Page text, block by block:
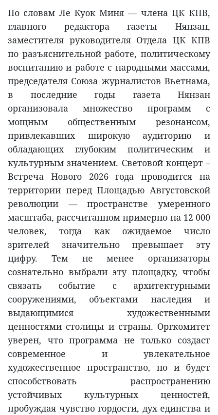
По словам Ле Куок Миня — члена ЦК КПВ,
главного редактора газеты Нянзан,
заместителя руководителя Отдела ЦК КПВ
по разъяснительной работе, политическому
воспитанию и работе с народными массами,
председателя Союза журналистов Вьетнама,
в последние годы газета Нянзан
организовала множество программ с
мощным общественным резонансом,
привлекавших широкую аудиторию и
обладающих глубоким политическим и
культурным значением. Световой концерт –
Встреча Нового 2026 года проводится на
территории перед Площадью Августовской
революции — пространстве умеренного
масштаба, рассчитанном примерно на 12 000
человек, тогда как ожидаемое число
зрителей значительно превышает эту
цифру. Тем не менее организаторы
сознательно выбрали эту площадку, чтобы
связать событие с архитектурными
сооружениями, объектами наследия и
выдающимися художественными
ценностями столицы и страны. Оргкомитет
уверен, что программа не только создаст
современное и увлекательное
художественное пространство, но и будет
способствовать распространению
устойчивых культурных ценностей,
пробуждая чувство гордости, дух единства и